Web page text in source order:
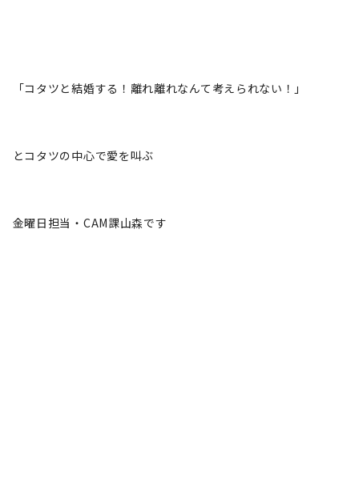
「コタツと結婚する！離れ離れなんて考えられない！」
とコタツの中心で愛を叫ぶ
金曜日担当・CAM課山森です